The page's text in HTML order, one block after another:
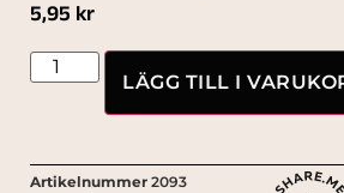
5,95 kr
LÄGG TILL I
Artikelnummer2093